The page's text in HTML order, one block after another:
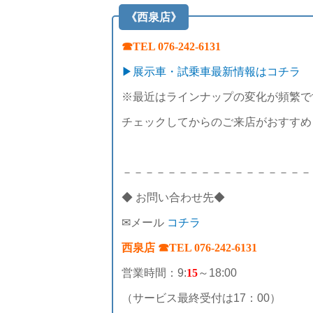
《西泉店》
☎TEL 076-242-6131
▶展示車・試乗車最新情報はコチラ
※最近はラインナップの変化が頻繁で
チェックしてからのご来店がおすすめ
－－－－－－－－－－－－－－－－
◆ お問い合わせ先◆
✉メール コチラ
西泉店 ☎TEL 076-242-6131
営業時間：9:15～18:00
（サービス最終受付は17：00）